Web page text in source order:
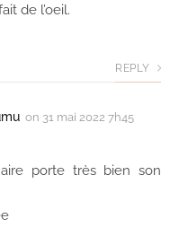
de l’oeil.
REPLY
on 31 mai 2022 7h45
porte très bien son